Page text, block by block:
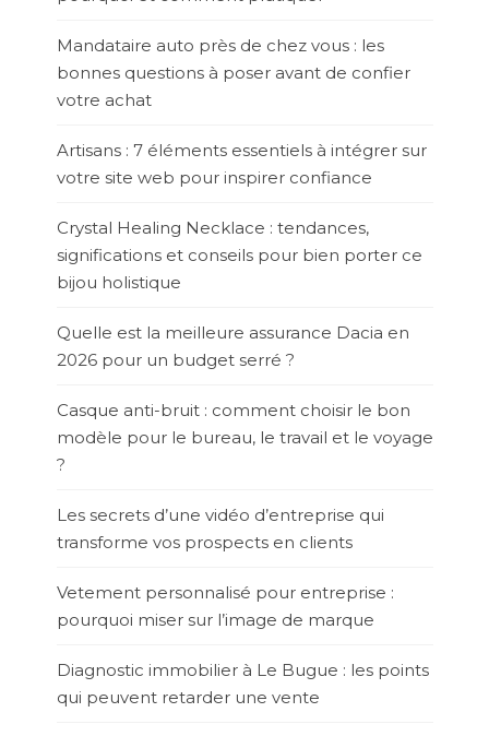
Mandataire auto près de chez vous : les
bonnes questions à poser avant de confier
votre achat
Artisans : 7 éléments essentiels à intégrer sur
votre site web pour inspirer confiance
Crystal Healing Necklace : tendances,
significations et conseils pour bien porter ce
bijou holistique
Quelle est la meilleure assurance Dacia en
2026 pour un budget serré ?
Casque anti-bruit : comment choisir le bon
modèle pour le bureau, le travail et le voyage
?
Les secrets d’une vidéo d’entreprise qui
transforme vos prospects en clients
Vetement personnalisé pour entreprise :
pourquoi miser sur l’image de marque
Diagnostic immobilier à Le Bugue : les points
qui peuvent retarder une vente